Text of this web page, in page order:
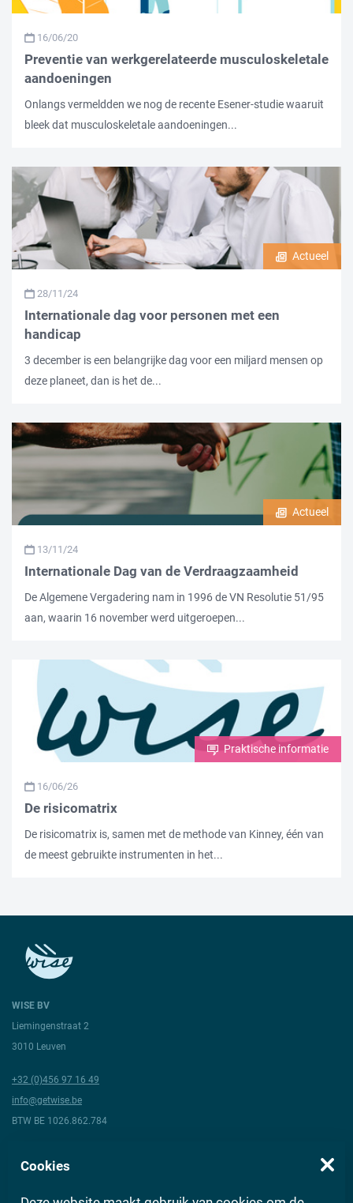
16/06/20
Preventie van werkgerelateerde musculoskeletale
aandoeningen
Onlangs vermeldden we nog de recente Esener-studie waaruit
bleek dat musculoskeletale aandoeningen...
Actueel
28/11/24
Internationale dag voor personen met een
handicap
3 december is een belangrijke dag voor een miljard mensen op
deze planeet, dan is het de...
Actueel
13/11/24
Internationale Dag van de Verdraagzaamheid
De Algemene Vergadering nam in 1996 de VN Resolutie 51/95
aan, waarin 16 november werd uitgeroepen...
Praktische informatie
16/06/26
De risicomatrix
De risicomatrix is, samen met de methode van Kinney, één van
de meest gebruikte instrumenten in het...
WISE BV
Liemingenstraat 2
3010 Leuven
+32 (0)456 97 16 49
info@getwise.be
BTW BE 1026.862.784
Cookies